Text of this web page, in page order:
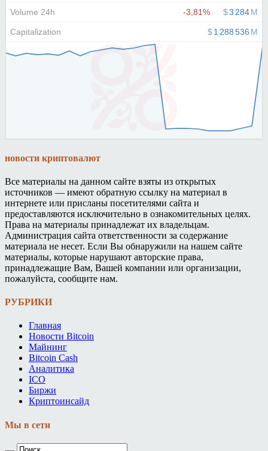
новости криптовалют
Все материалы на данном сайте взяты из открытых
источников — имеют обратную ссылку на материал в
интернете или присланы посетителями сайта и
предоставляются исключительно в ознакомительных целях.
Права на материалы принадлежат их владельцам.
Администрация сайта ответственности за содержание
материала не несет. Если Вы обнаружили на нашем сайте
материалы, которые нарушают авторские права,
принадлежащие Вам, Вашей компании или организации,
пожалуйста, сообщите нам.
РУБРИКИ
Главная
Новости Bitcoin
Майнинг
Bitcoin Cash
Аналитика
ICO
Биржи
Криптоинсайд
Мы в сети